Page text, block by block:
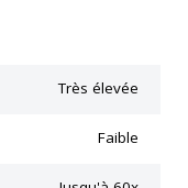
Très élevée
Faible